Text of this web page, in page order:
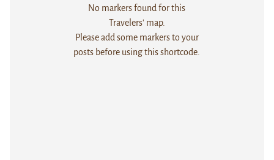
No markers found for this
Travelers' map.
Please add some markers to your
posts before using this shortcode.